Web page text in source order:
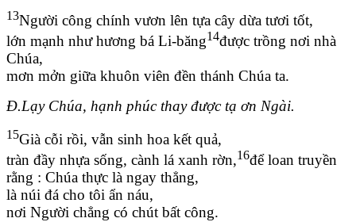
13Người công chính vươn lên tựa cây dừa tươi tốt,
lớn mạnh như hương bá Li-băng14được trồng nơi nhà
Chúa,
mơn mởn giữa khuôn viên đền thánh Chúa ta.
Đ.Lạy Chúa, hạnh phúc thay được tạ ơn Ngài.
15Già cỗi rồi, vẫn sinh hoa kết quả,
tràn đầy nhựa sống, cành lá xanh rờn,16để loan truyền
rằng : Chúa thực là ngay thẳng,
là núi đá cho tôi ẩn náu,
nơi Người chẳng có chút bất công.